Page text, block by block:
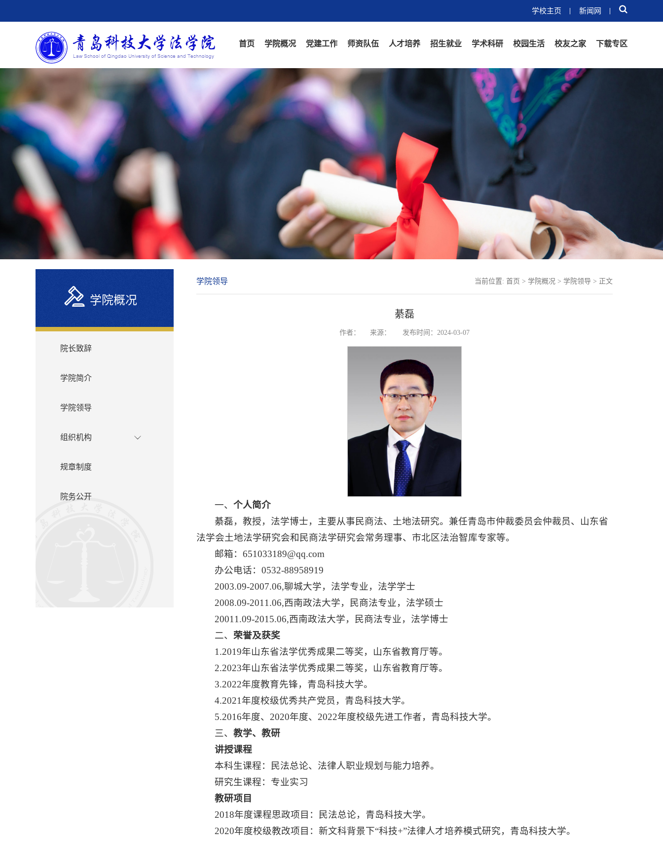
学校主页 新闻网
首页 学院概况 党建工作 师资队伍 人才培养 招生就业 学术科研 校园生活 校友之家 下载专区
学院概况
院长致辞
学院简介
学院领导
组织机构
规章制度
院务公开
学院领导 当前位置: 首页 > 学院概况 > 学院领导 > 正文
綦磊
作者： 来源： 发布时间：2024-03-07
一、个人简介
綦磊，教授，法学博士，主要从事民商法、土地法研究。兼任青岛市仲裁委员会仲裁员、山东省
法学会土地法学研究会和民商法学研究会常务理事、市北区法治智库专家等。
邮箱：651033189@qq.com
办公电话：0532-88958919
2003.09-2007.06,聊城大学，法学专业，法学学士
2008.09-2011.06,西南政法大学，民商法专业，法学硕士
20011.09-2015.06,西南政法大学，民商法专业，法学博士
二、 荣誉及获奖
1.2019年山东省法学优秀成果二等奖，山东省教育厅等。
2.2023年山东省法学优秀成果二等奖，山东省教育厅等。
3.2022年度教育先锋，青岛科技大学。
4.2021年度校级优秀共产党员，青岛科技大学。
5.2016年度、2020年度、2022年度校级先进工作者，青岛科技大学。
三、教学、教研
讲授课程
本科生课程：民法总论、法律人职业规划与能力培养。
研究生课程：专业实习
教研项目
2018年度课程思政项目：民法总论，青岛科技大学。
2020年度校级教改项目：新文科背景下“科技+”法律人才培养模式研究，青岛科技大学。